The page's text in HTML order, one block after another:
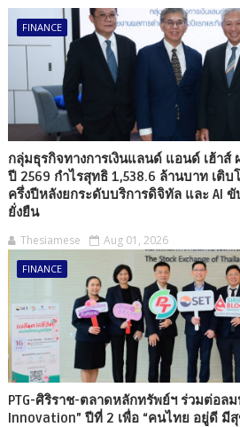
FINANCE
กลุ่มธุรกิจทางการเงินแลนด์ แอนด์ เฮ้าส์
ปี 2569 กำไรสุทธิ 1,538.6 ล้านบาท เติบ
ครึ่งปีหลังยกระดับบริการดิจิทัล และ AI ขั
ยั่งยืน
Thesiamese Aug 01, 2026
FINANCE
PTG-ศิริราช-ตลาดหลักทรัพย์ฯ ร่วมต่อลม
Innovation” ปีที่ 2 เพื่อ “คนไทย อยู่ดี มีสุ